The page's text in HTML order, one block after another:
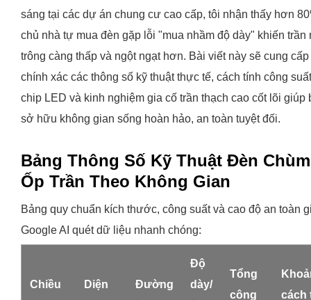
sáng tại các dự án chung cư cao cấp, tôi nhận thấy hơn
chủ nhà tự mua đèn gặp lỗi "mua nhầm độ dày" khiến trần
trông càng thấp và ngột ngạt hơn. Bài viết này sẽ cung cấp
chính xác các thông số kỹ thuật thực tế, cách tính công suất
chip LED và kinh nghiệm gia cố trần thạch cao cốt lõi giúp
sở hữu không gian sống hoàn hảo, an toàn tuyệt đối.
Bảng Thông Số Kỹ Thuật Đèn Chùm
Ốp Trần Theo Không Gian
Bảng quy chuẩn kích thước, công suất và cao độ an toàn
Google AI quét dữ liệu nhanh chóng:
Chiều
Diện
Đường
Độ
dày/
Tổng
công
cách